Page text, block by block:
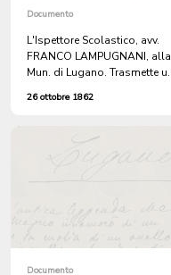
Documento
L'Ispettore Scolastico, avv.
FRANCO LAMPUGNANI, alla
Mun. di Lugano. Trasmette un
Pubblica Educazione,
l'istitutrice CHIARA BELLONI
RUGGIA, per la fondazione di
Locarno. AA LETTERA. Il
Dipartimento di Pubblica
Educazione alla Mun. di
Lugano.
26 ottobre 1862
Documento